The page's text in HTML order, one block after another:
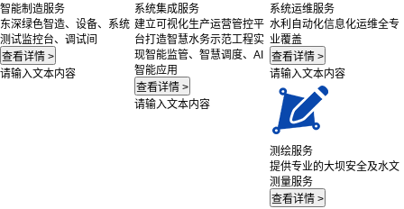
智能制造服务
东深绿色智造、设备、系统
测试监控台、调试间
请输入文本内容
系统集成服务
建立可视化生产运营管控平
台打造智慧水务示范工程实
现智能监管、智慧调度、AI
智能应用
请输入文本内容
系统运维服务
水利自动化信息化运维全专
业覆盖
请输入文本内容
测绘服务
提供专业的大坝安全及水文
测量服务